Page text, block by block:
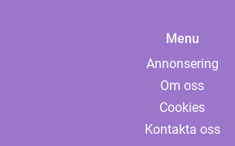
Menu
Annonsering
Om oss
Cookies
Kontakta oss